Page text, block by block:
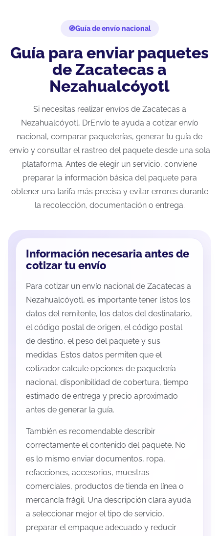
Guía de envío nacional
Guía para enviar paquetes
de Zacatecas a
Nezahualcóyotl
Si necesitas realizar envíos de Zacatecas a
Nezahualcóyotl, DrEnvío te ayuda a cotizar envío
nacional, comparar paqueterías, generar tu guía de
envío y consultar el rastreo del paquete desde una sola
plataforma. Antes de elegir un servicio, conviene
preparar la información básica del paquete para
obtener una tarifa más precisa y evitar errores durante
la recolección, documentación o entrega.
Información necesaria antes de
cotizar tu envío
Para cotizar un envío nacional de Zacatecas a
Nezahualcóyotl, es importante tener listos los
datos del remitente, los datos del destinatario,
el código postal de origen, el código postal
de destino, el peso del paquete y sus
medidas. Estos datos permiten que el
cotizador calcule opciones de paquetería
nacional, disponibilidad de cobertura, tiempo
estimado de entrega y precio aproximado
antes de generar la guía.
También es recomendable describir
correctamente el contenido del paquete. No
es lo mismo enviar documentos, ropa,
refacciones, accesorios, muestras
comerciales, productos de tienda en línea o
mercancía frágil. Una descripción clara ayuda
a seleccionar mejor el tipo de servicio,
preparar el empaque adecuado y reducir